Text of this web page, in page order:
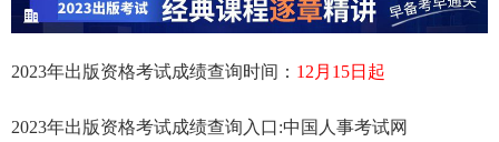
2023年出版资格考试成绩查询时间： 12月15日起
2023年出版资格考试成绩查询入口:中国人事考试网